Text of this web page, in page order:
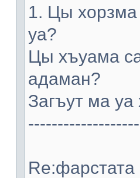
1. Цы хорзма
уа?
Цы хъуама
адаман?
Загъут ма